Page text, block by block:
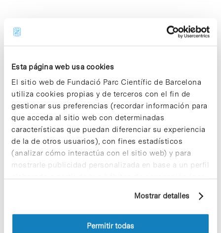
Esta página web usa cookies
El sitio web de Fundació Parc Científic de Barcelona
utiliza cookies propias y de terceros con el fin de
gestionar sus preferencias (recordar información para
que acceda al sitio web con determinadas
características que puedan diferenciar su experiencia
de la de otros usuarios), con fines estadísticos
(analizar cómo interactúa con el sitio web) y para
mostrarle publicidad personalizada en base a un perfil
elaborado a partir de sus hábitos de navegación (por
información sobre las cookies puede consultar
la Política de cookies del sitio web.
Mostrar detalles
Permitir todas
Noticias más vistas
Los proyectos colectivos son